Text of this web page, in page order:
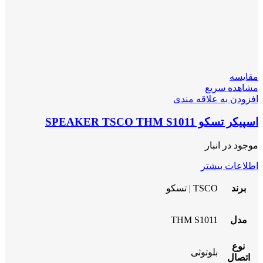
مقایسه
مشاهده سریع
افزودن به علاقه مندی
اسپیکر تسکو SPEAKER TSCO THM S1011
موجود در انبار
اطلاعات بیشتر
برند TSCO | تسکو
مدل THM S1011
نوع
اتصال
بلوتوثی